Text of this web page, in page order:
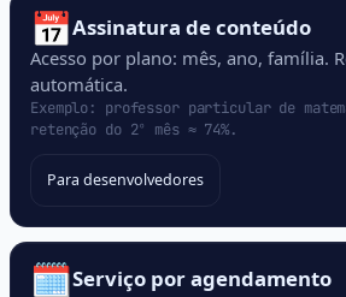
📅Assinatura de conteúdo
Acesso por plano: mês, ano, família.
automática.
Exemplo: professor particular de
retenção do 2º mês ≈ 74%.
Para desenvolvedores
🗓️Serviço por agendamento